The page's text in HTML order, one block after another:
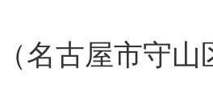
名古屋市守山